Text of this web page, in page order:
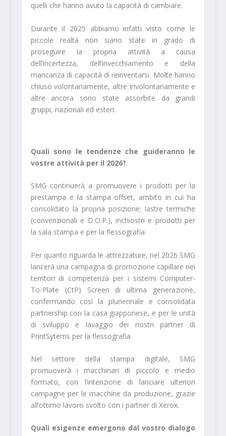
quelli che hanno avuto la capacità di cambiare.
Durante il 2025 abbiamo infatti visto come le
piccole realtà non siano state in grado di
proseguire la propria attività a causa
dell’incertezza, dell’invecchiamento e della
mancanza di capacità di reinventarsi. Molte hanno
chiuso volontariamente, altre involontariamente e
altre ancora sono state assorbite da grandi
gruppi, nazionali ed esteri.
Quali sono le tendenze che guideranno le
vostre attività per il 2026?
SMG continuerà a promuovere i prodotti per la
prestampa e la stampa offset, ambito in cui ha
consolidato la propria posizione: lastre termiche
(convenzionali e D.O.P.), inchiostri e prodotti per
la sala stampa e per la flessografia.
Per quanto riguarda le attrezzature, nel 2026 SMG
lancerà una campagna di promozione capillare nei
territori di competenza per i sistemi Computer-
To-Plate (CtP) Screen di ultima generazione,
confermando così la pluriennale e consolidata
partnership con la casa giapponese, e per le unità
di sviluppo e lavaggio dei nostri partner di
PrintSytems per la flessografia.
Nel settore della stampa digitale, SMG
promuoverà i macchinari di piccolo e medio
formato, con l’intenzione di lanciare ulteriori
campagne per le macchine da produzione, grazie
all’ottimo lavoro svolto con i partner di Xerox.
Quali esigenze emergono dal vostro dialogo